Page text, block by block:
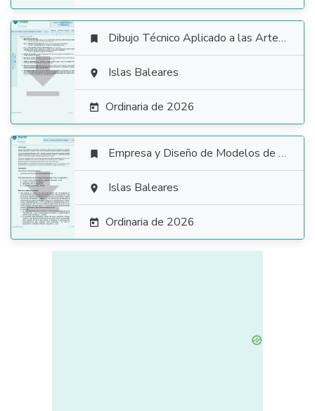

 Dibujo Técnico Aplicado a las Artes Plásticas y al Diseño II
 Islas Baleares
 Ordinaria de 2026

 Empresa y Diseño de Modelos de Negocio
 Islas Baleares
 Ordinaria de 2026